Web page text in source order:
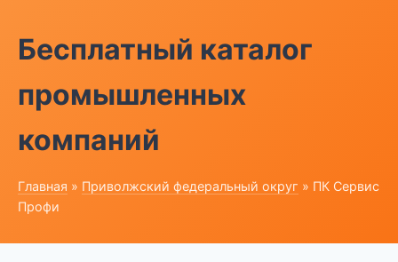
Бесплатный каталог
промышленных
компаний
Главная » Приволжский федеральный округ » ПК Сервис
Профи